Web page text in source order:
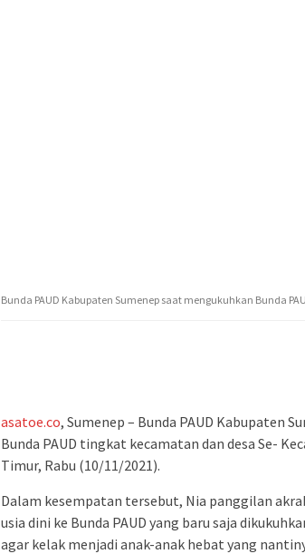
Bunda PAUD Kabupaten Sumenep saat mengukuhkan Bunda
asatoe.co, Sumenep – Bunda PAUD Kabupaten
Bunda PAUD tingkat kecamatan dan desa Se-
Timur, Rabu (10/11/2021).
Dalam kesempatan tersebut, Nia panggilan
usia dini ke Bunda PAUD yang baru saja
agar kelak menjadi anak-anak hebat yang